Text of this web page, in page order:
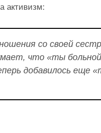
активизм:
со своей
что «ты
добавилось еще